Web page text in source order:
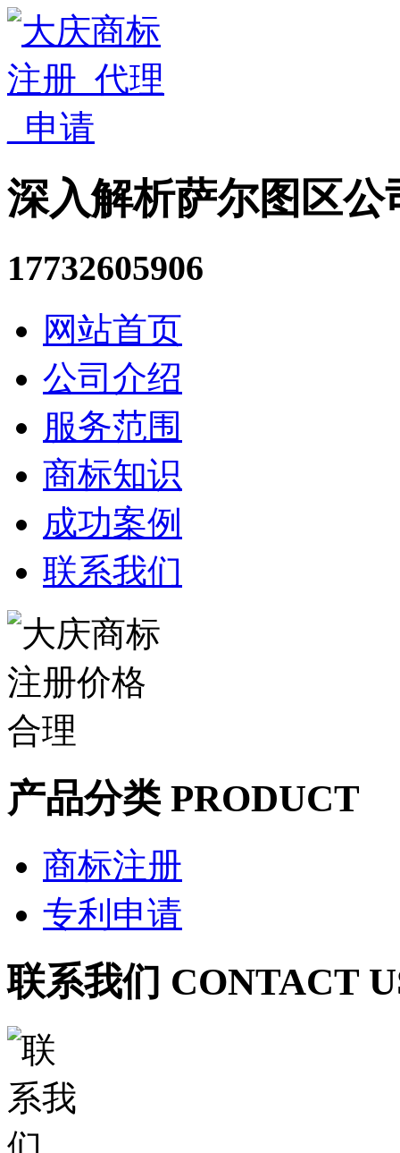
深入解析萨尔图区
17732605906
网站首页
公司介绍
服务范围
商标知识
成功案例
联系我们
产品分类 PRODUCT
商标注册
专利申请
联系我们 CONTACT